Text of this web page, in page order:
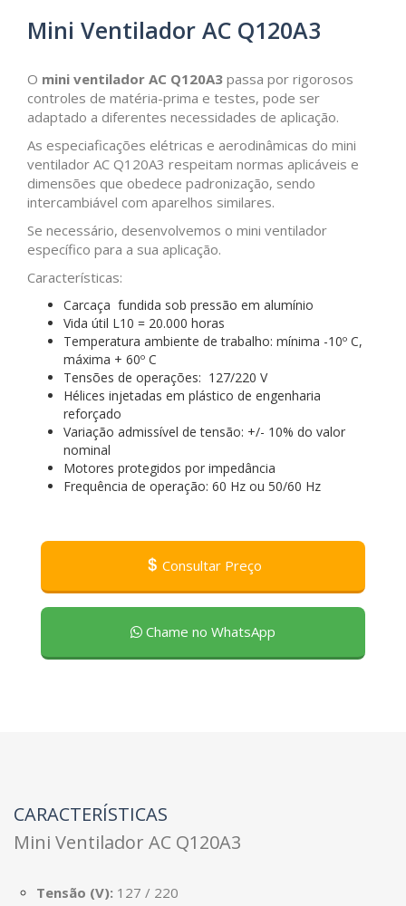
Mini Ventilador AC Q120A3
O mini ventilador AC Q120A3 passa por rigorosos
controles de matéria-prima e testes, pode ser
adaptado a diferentes necessidades de aplicação.
As especiaficações elétricas e aerodinâmicas do mini
ventilador AC Q120A3 respeitam normas aplicáveis e
dimensões que obedece padronização, sendo
intercambiável com aparelhos similares.
Se necessário, desenvolvemos o mini ventilador
específico para a sua aplicação.
Características:
Carcaça fundida sob pressão em alumínio
Vida útil L10 = 20.000 horas
Temperatura ambiente de trabalho: mínima -10º C,
máxima + 60º C
Tensões de operações: 127/220 V
Hélices injetadas em plástico de engenharia
reforçado
Variação admissível de tensão: +/- 10% do valor
nominal
Motores protegidos por impedância
Frequência de operação: 60 Hz ou 50/60 Hz
Consultar Preço
Chame no WhatsApp
CARACTERÍSTICAS
Mini Ventilador AC Q120A3
Tensão (V): 127 / 220